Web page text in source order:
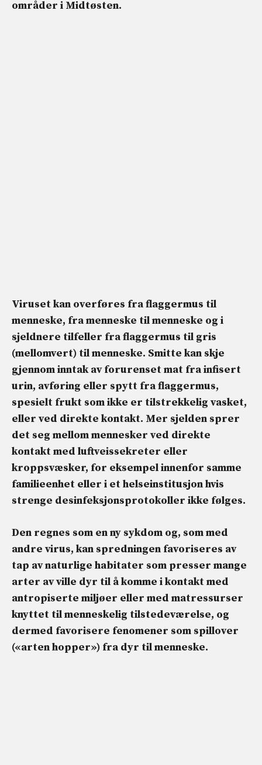
områder i Midtøsten.
Viruset kan overføres fra flaggermus til
menneske, fra menneske til menneske og i
sjeldnere tilfeller fra flaggermus til gris
(mellomvert) til menneske. Smitte kan skje
gjennominntak av forurenset mat fra infisert
urin, avføring eller spytt fra flaggermus,
spesielt frukt som ikke er tilstrekkelig vasket,
eller ved direkte kontakt. Mer sjelden sprer
det seg mellom mennesker ved direkte
kontakt med luftveissekreter eller
kroppsvæsker, for eksempel innenfor samme
familieenhet eller i et helseinstitusjonhvis
strenge desinfeksjonsprotokoller ikke følges.
Den regnes som en ny sykdom og, som med
andre virus, kan spredningen favoriseres av
tap av naturlige habitater som presser mange
arter av ville dyr til å komme i kontakt med
antropiserte miljøer eller med matressurser
knyttet til menneskelig tilstedeværelse, og
dermed favorisere fenomener som spillover
(«arten hopper») fra dyr til menneske.